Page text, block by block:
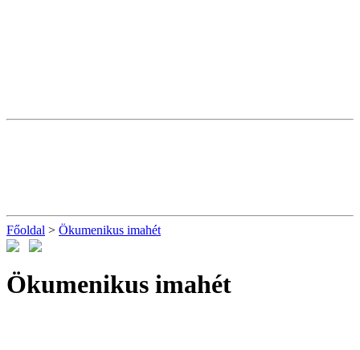
Főoldal > Ökumenikus imahét
Ökumenikus imahét